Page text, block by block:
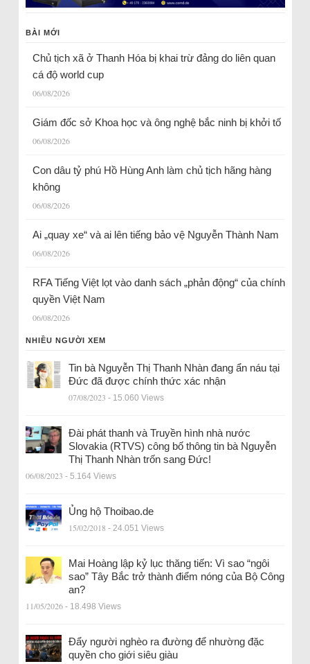
BÀI MỚI
Chủ tịch xã ở Thanh Hóa bị khai trừ đảng do liên quan
cá độ world cup
06/08/2026
Giám đốc sở Khoa học và ông nghệ bắc ninh bị khởi tố
06/08/2026
Con dâu tỷ phú Hồ Hùng Anh làm chủ tịch hãng hàng
không
06/08/2026
Ai „quay xe“ và ai lên tiếng bảo vệ Nguyễn Thành Nam
06/08/2026
RFA Tiếng Việt lọt vào danh sách „phản động“ của chính
quyền Việt Nam
06/08/2026
NHIỀU NGƯỜI XEM
Tin bà Nguyễn Thị Thanh Nhàn đang ẩn náu tại
Đức đã được chính thức xác nhận
07/08/2023 - 15.060 Views
Đài phát thanh và Truyền hình nhà nước
Slovakia (RTVS) công bố thông tin bà Nguyễn
Thị Thanh Nhàn trốn sang Đức!
06/08/2023 - 5.164 Views
Ủng hộ Thoibao.de
15/02/2018 - 24.051 Views
Mai Hoàng lập kỷ lục thăng tiến: Vì sao “ngôi
sao” Tây Bắc trở thành điểm nóng của Bộ Công
an?
11/05/2026 - 18.498 Views
Đẩy người nghèo ra đường để nhường đặc
quyền cho giới siêu giàu